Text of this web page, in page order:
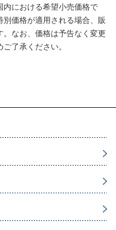
における希望小売価格で
価格が適用される場合、販
なお、価格は予告なく変更
了承ください。